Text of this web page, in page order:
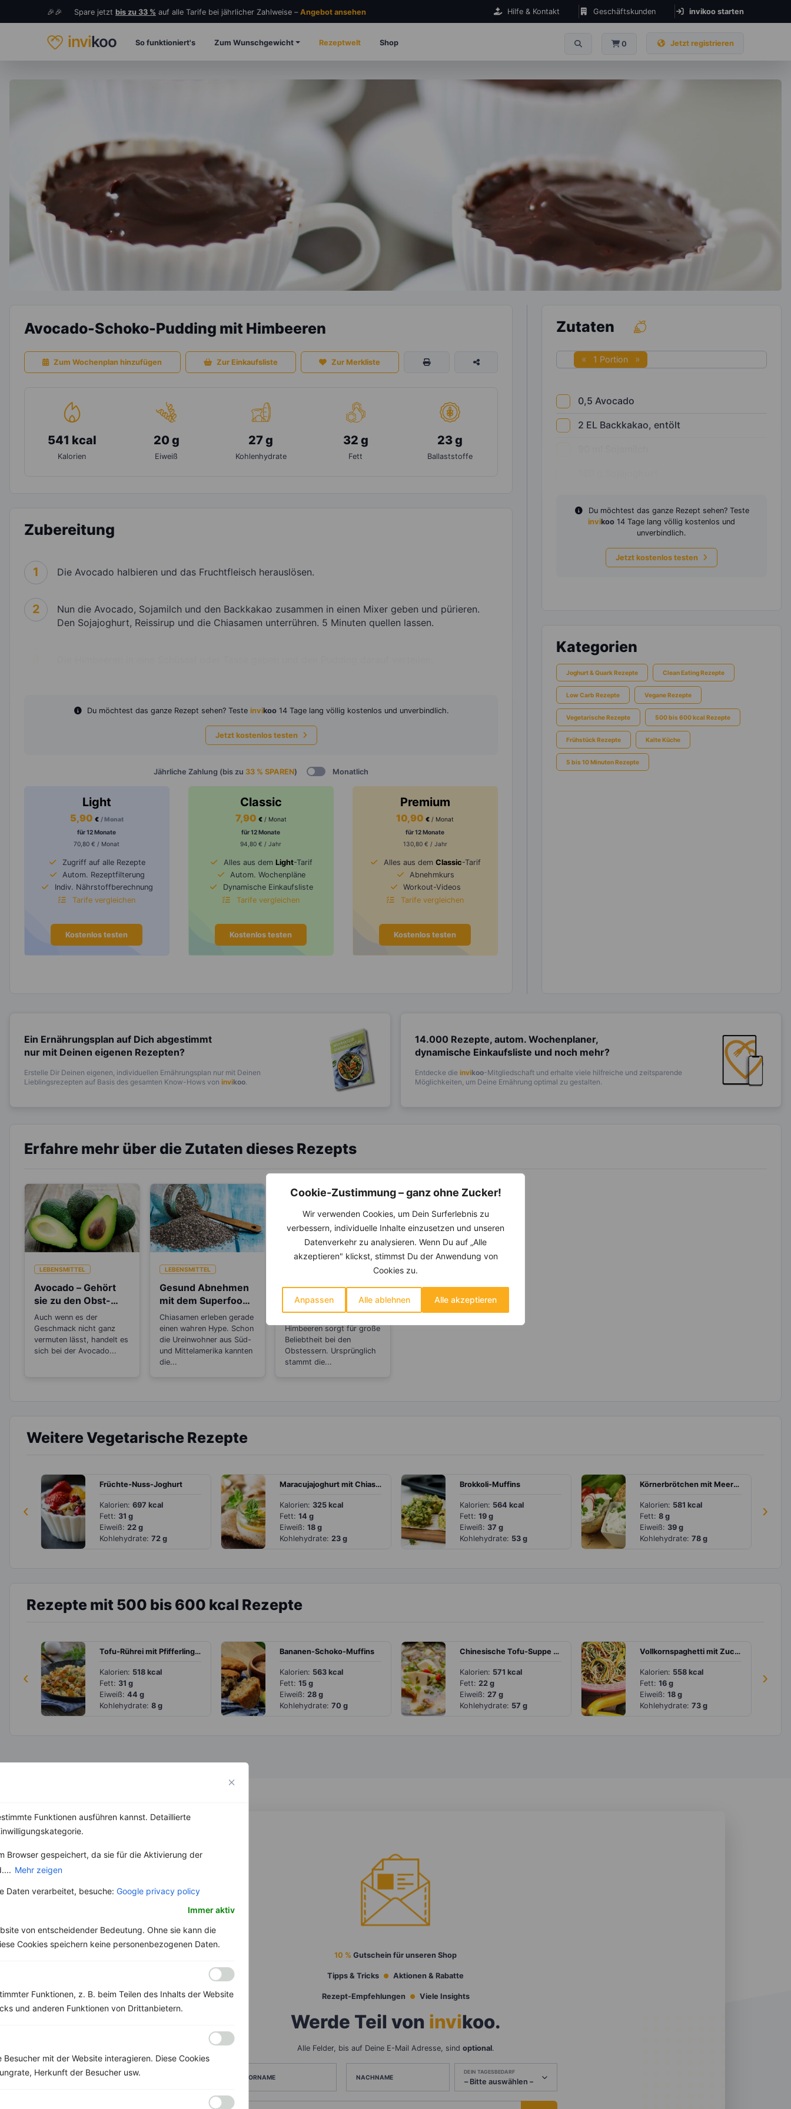
Cookie-Zustimmung – ganz ohne Zucker!
Wir verwenden Cookies, um Dein Surferlebnis zu
verbessern, individuelle Inhalte einzusetzen und unseren
Datenverkehr zu analysieren. Wenn Du auf „Alle
akzeptieren" klickst, stimmst Du der Anwendung von
Cookies zu.
Anpassen Alle ablehnen Alle akzeptieren
Funktionen ausführen kannst. Detaillierte
Browser gespeichert, da sie für die Aktivierung der
Mehr zeigen
Daten verarbeitet, besuche: Google privacy policy
Immer aktiv
von entscheidender Bedeutung. Ohne sie kann die
Cookies speichern keine personenbezogenen Daten.
Funktionen, z. B. beim Teilen des Inhalts der Website
und anderen Funktionen von Drittanbietern.
mit der Website interagieren. Diese Cookies
Herkunft der Besucher usw.
🎉🎉 Spare jetzt bis zu 33 % auf alle Tarife bei jährlicher Zahlweise – Angebot ansehen Hilfe & Kontakt Geschäftskunden invikoo starten
invikoo So funktioniert's Zum Wunschgewicht Rezeptwelt Shop 0 Jetzt registrieren
Avocado-Schoko-Pudding mit Himbeeren
Zum Wochenplan hinzufügen Zur Einkaufsliste Zur Merkliste
541 kcal
Kalorien
20 g
Eiweiß
27 g
Kohlenhydrate
32 g
Fett
23 g
Ballaststoffe
Zubereitung
1 Die Avocado halbieren und das Fruchtfleisch herauslösen.
2
Nun die Avocado, Sojamilch und den Backkakao zusammen in einen Mixer geben und pürieren.
Den Sojajoghurt, Reissirup und die Chiasamen unterrühren. 5 Minuten quellen lassen.
Du möchtest das ganze Rezept sehen? Teste invikoo 14 Tage lang völlig kostenlos und unverbindlich.
Jetzt kostenlos testen
Jährliche Zahlung (bis zu 33 % SPAREN) Monatlich
Light
5,90 € / Monat
für 12 Monate
70,80 € / Monat
Zugriff auf alle Rezepte
Autom. Rezeptfilterung
Indiv. Nährstoffberechnung
Tarife vergleichen
Kostenlos testen
Classic
7,90 € / Monat
für 12 Monate
94,80 € / Jahr
Alles aus dem Light-Tarif
Autom. Wochenpläne
Dynamische Einkaufsliste
Tarife vergleichen
Kostenlos testen
Premium
10,90€ / Monat
für 12 Monate
130,80 € / Jahr
Alles aus dem Classic-Tarif
Abnehmkurs
Workout-Videos
Tarife vergleichen
Kostenlos testen
Zutaten
1 Portion
0,5 Avocado
2 EL Backkakao, entölt
Du möchtest das ganze Rezept sehen? Teste
invikoo 14 Tage lang völlig kostenlos und
unverbindlich.
Jetzt kostenlos testen
Kategorien
Joghurt & Quark Rezepte Clean Eating Rezepte
Low Carb Rezepte Vegane Rezepte
Vegetarische Rezepte 500 bis 600 kcal Rezepte
Frühstück Rezepte Kalte Küche
5 bis 10 Minuten Rezepte
Ein Ernährungsplan auf Dich abgestimmt
nur mit Deinen eigenen Rezepten?
Erstelle Dir Deinen eigenen, individuellen Ernährungsplan nur mit Deinen
Lieblingsrezepten auf Basis des gesamten Know-Hows von invikoo.
14.000 Rezepte, autom. Wochenplaner,
dynamische Einkaufsliste und noch mehr?
Entdecke die invikoo-Mitgliedschaft und erhalte viele hilfreiche und zeitsparende
Möglichkeiten, um Deine Ernährung optimal zu gestalten.
Erfahre mehr über die Zutaten dieses Rezepts
LEBENSMITTEL
Avocado – Gehört
sie zu den Obst-
oder
Gemüsesorten?
Auch wenn es der
Geschmack nicht ganz
vermuten lässt, handelt es
sich bei der Avocado...
LEBENSMITTEL
Gesund Abnehmen
mit dem Superfood
Chiasamen
Chiasamen erleben gerade
einen wahren Hype. Schon
die Ureinwohner aus Süd-
und Mittelamerika kannten
die...
Eignen sich
Himbeeren gut zum
Abnehmen?
Himbeeren sorgt für große
Beliebtheit bei den
Obstessern. Ursprünglich
stammt die...
Weitere Vegetarische Rezepte
‹ ›
Früchte-Nuss-Joghurt
Kalorien: 697 kcal
Fett: 31 g
Eiweiß: 22 g
Kohlehydrate: 72 g
Maracujajoghurt mit Chiasamen
Kalorien: 325 kcal
Fett: 14 g
Eiweiß: 18 g
Kohlehydrate: 23 g
Brokkoli-Muffins
Kalorien: 564 kcal
Fett: 19 g
Eiweiß: 37 g
Kohlehydrate: 53 g
Körnerbrötchen mit Meerrettichquark
Kalorien: 581 kcal
Fett: 8 g
Eiweiß: 39 g
Kohlehydrate: 78 g
Rezepte mit 500 bis 600 kcal Rezepte
‹ ›
Tofu-Rührei mit Pfifferlingen
Kalorien: 518 kcal
Fett: 31 g
Eiweiß: 44 g
Kohlehydrate: 8 g
Bananen-Schoko-Muffins
Kalorien: 563 kcal
Fett: 15 g
Eiweiß: 28 g
Kohlehydrate: 70 g
Chinesische Tofu-Suppe mit Gemüse
Kalorien: 571 kcal
Fett: 22 g
Eiweiß: 27 g
Kohlehydrate: 57 g
Vollkornspaghetti mit Zucchini- und Möhrenstreifen
Kalorien: 558 kcal
Fett: 16 g
Eiweiß: 18 g
Kohlehydrate: 73 g
10 % Gutschein für unseren Shop
Tipps & Tricks Aktionen & Rabatte
Rezept-Empfehlungen Viele Insights
Werde Teil von invikoo.
Alle Felder, bis auf Deine E-Mail Adresse, sind optional.
VORNAME NACHNAME
DEIN TAGESBEDARF